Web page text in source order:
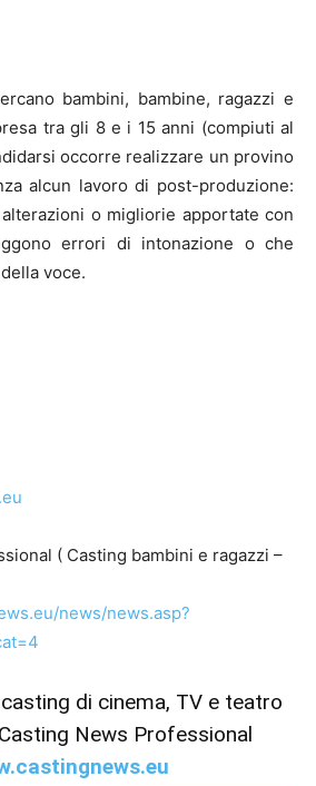
bambini, bambine, ragazzi e
tra gli 8 e i 15 anni (compiuti al
occorre realizzare un provino
alcun lavoro di post-produzione:
o migliorie apportate con
errori di intonazione o che
voce.
( Casting bambini e ragazzi –
news/news.asp?
di cinema, TV e teatro
News Professional